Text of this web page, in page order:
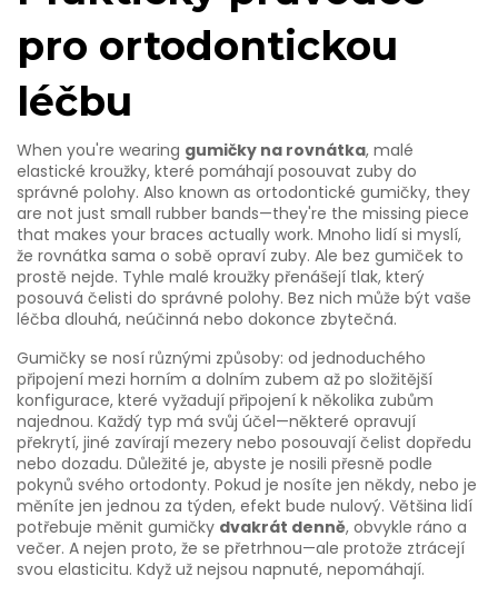
pro ortodontickou
léčbu
When you're wearing gumičky na rovnátka, malé
elastické kroužky, které pomáhají posouvat zuby do
správné polohy. Also known as ortodontické gumičky, they
are not just small rubber bands—they're the missing piece
that makes your braces actually work. Mnoho lidí si myslí,
že rovnátka sama o sobě opraví zuby. Ale bez gumiček to
prostě nejde. Tyhle malé kroužky přenášejí tlak, který
posouvá čelisti do správné polohy. Bez nich může být vaše
léčba dlouhá, neúčinná nebo dokonce zbytečná.
Gumičky se nosí různými způsoby: od jednoduchého
připojení mezi horním a dolním zubem až po složitější
konfigurace, které vyžadují připojení k několika zubům
najednou. Každý typ má svůj účel—některé opravují
překrytí, jiné zavírají mezery nebo posouvají čelist dopředu
nebo dozadu. Důležité je, abyste je nosili přesně podle
pokynů svého ortodonty. Pokud je nosíte jen někdy, nebo je
měníte jen jednou za týden, efekt bude nulový. Většina lidí
potřebuje měnit gumičky dvakrát denně, obvykle ráno a
večer. A nejen proto, že se přetrhnou—ale protože ztrácejí
svou elasticitu. Když už nejsou napnuté, nepomáhají.